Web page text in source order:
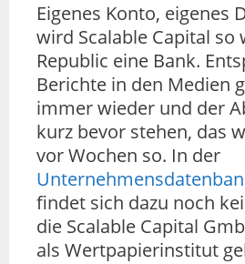
Eigenes Konto, eigenes
wird Scalable Capital so
Republic eine Bank.
Berichte in den Medien
immer wieder und der
kurz bevor stehen, das
vor Wochen so. In der
findet sich dazu noch
die Scalable Capital
als Wertpapierinstitut